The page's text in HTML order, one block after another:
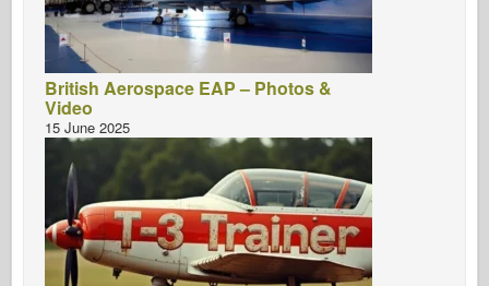
British Aerospace EAP – Photos &
Video
15 June 2025